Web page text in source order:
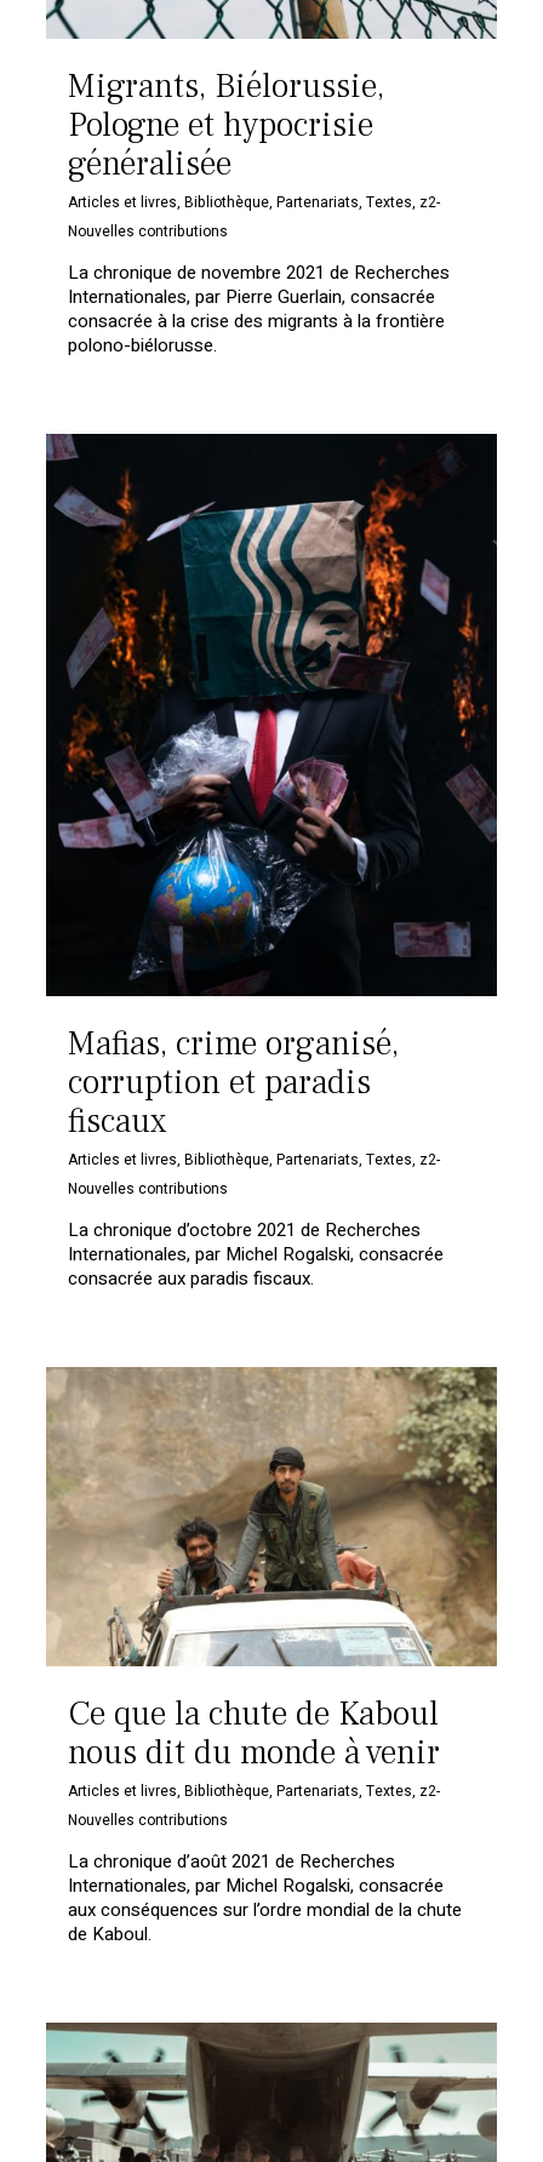
Migrants, Biélorussie,
Pologne et hypocrisie
généralisée
Articles et livres,Bibliothèque,Partenariats,Textes, z2-
Nouvelles contributions
La chronique de novembre 2021 de Recherches
Internationales, par Pierre Guerlain, consacrée
consacrée à la crise des migrants à la frontière
polono-biélorusse.
Mafias, crime organisé,
corruption et paradis
fiscaux
Articles et livres,Bibliothèque,Partenariats,Textes, z2-
Nouvelles contributions
La chronique d’octobre 2021 de Recherches
Internationales, par Michel Rogalski, consacrée
consacrée aux paradis fiscaux.
Ce que la chute de Kaboul
nous dit du monde à venir
Articles et livres,Bibliothèque,Partenariats,Textes, z2-
Nouvelles contributions
La chronique d’août 2021 de Recherches
Internationales, par Michel Rogalski, consacrée
aux conséquences sur l’ordre mondial de la chute
de Kaboul.